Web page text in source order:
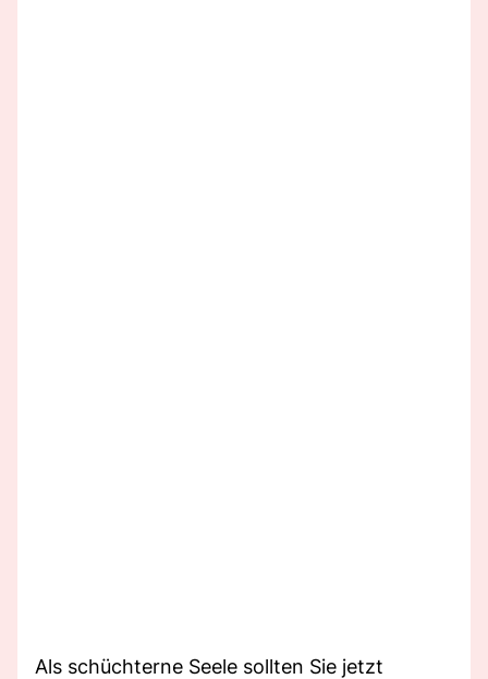
Als schüchterne Seele sollten Sie jetzt